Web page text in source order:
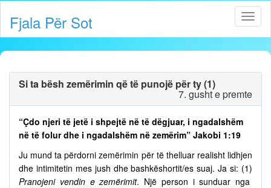
Fjala Për Sot
Si ta bësh zemërimin që të punojë për ty (1)
7. gusht e premte
“Çdo njeri të jetë i shpejtë në të dëgjuar, i ngadalshëm
në të folur dhe i ngadalshëm në zemërim” Jakobi 1:19
Ju mund ta përdorni zemërimin për të thelluar realisht lidhjen
dhe intimitetin mes jush dhe bashkëshortit/es suaj. Ja si: (1)
Pranojeni vendin e zemërimit. Një person i sunduar nga